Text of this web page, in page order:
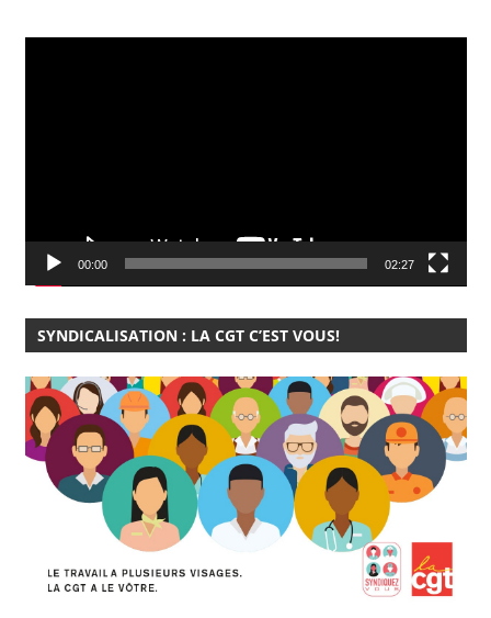
00:00 02:27
SYNDICALISATION : LA CGT C’EST VOUS!